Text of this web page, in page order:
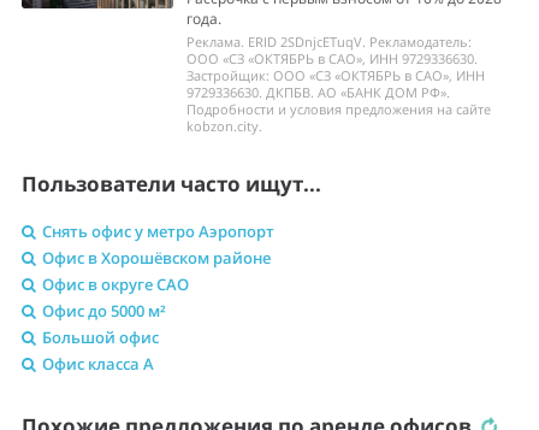
года.
Реклама. ERID 2SDnjcETuqV. Рекламодатель:
ООО «СЗ «ОКТЯБРЬ в САО», ИНН 9729336630.
Застройщик: ООО «СЗ «ОКТЯБРЬ в САО», ИНН
9729336630. ДКПБВ. АО «БАНК ДОМ РФ».
Подробности и условия предложения на сайте
kobzon.city.
Пользователи часто ищут...
Снять офис у метро Аэропорт
Офис в Хорошёвском районе
Офис в округе САО
Офис до 5000 м²
Большой офис
Офис класса A